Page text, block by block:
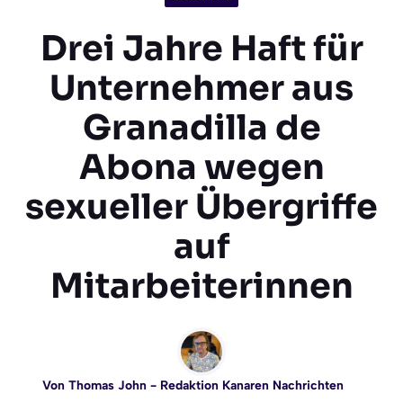
Drei Jahre Haft für
Unternehmer aus
Granadilla de
Abona wegen
sexueller Übergriffe
auf
Mitarbeiterinnen
Von Thomas John- Redaktion Kanaren Nachrichten